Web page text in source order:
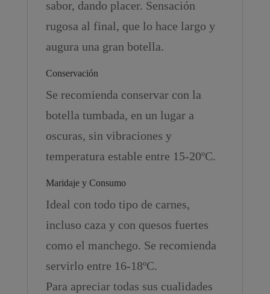
sabor, dando placer. Sensación
rugosa al final, que lo hace largo y
augura una gran botella.
Conservación
Se recomienda conservar con la
botella tumbada, en un lugar a
oscuras, sin vibraciones y
temperatura estable entre 15-20ºC.
Maridaje y Consumo
Ideal con todo tipo de carnes,
incluso caza y con quesos fuertes
como el manchego. Se recomienda
servirlo entre 16-18ºC.
Para apreciar todas sus cualidades